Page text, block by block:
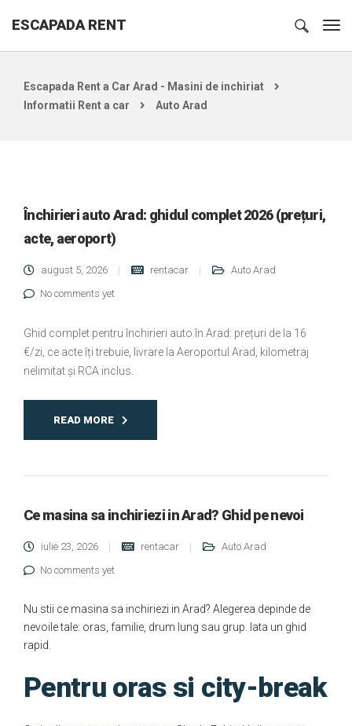
ESCAPADA RENT
Escapada Rent a Car Arad - Masini de inchiriat
Informatii Rent a car
Auto Arad
Închirieri auto Arad: ghidul complet 2026 (prețuri,
acte, aeroport)
august 5, 2026 rentacar
Auto Arad
No comments yet
Ghid complet pentru închirieri auto în Arad: prețuri de la 16
€/zi, ce acte îți trebuie, livrare la Aeroportul Arad, kilometraj
nelimitat și RCA inclus.
READ MORE
Ce masina sa inchiriezi in Arad? Ghid pe nevoi
iulie 23, 2026 rentacar
Auto Arad
No comments yet
Nu stii ce masina sa inchiriezi in Arad? Alegerea depinde de
nevoile tale: oras, familie, drum lung sau grup. Iata un ghid
rapid.
Pentru oras si city-break